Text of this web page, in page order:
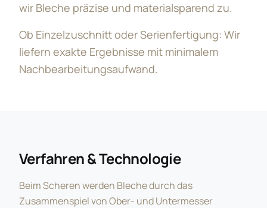
wir Bleche präzise und materialsparend zu.
Ob Einzelzuschnitt oder Serienfertigung: Wir
liefern exakte Ergebnisse mit minimalem
Nachbearbeitungsaufwand.
Verfahren & Technologie
Beim Scheren werden Bleche durch das
Zusammenspiel von Ober- und Untermesser